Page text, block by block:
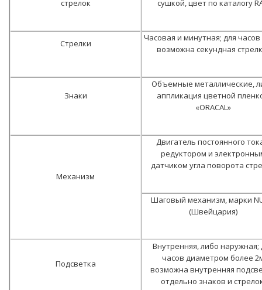
стрелок сушкой, цвет по каталогу
Стрелки
Часовая и минутная; для
возможна секундная
Знаки
Объемные металлические,
аппликация цветной
«ORACAL»
Механизм
Двигатель постоянного
редуктором и
датчиком угла поворота
Шаговый механизм, марки
(Швейцария)
Подсветка
Внутренняя, либо наружная;
часов диаметром более
возможна внутренняя
отдельно знаков и